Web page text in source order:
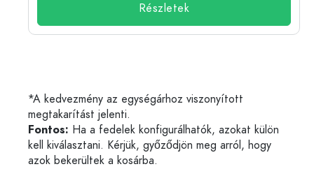
Részletek
*A kedvezmény az egységárhoz viszonyított
megtakarítást jelenti.
Fontos: Ha a fedelek konfigurálhatók, azokat külön
kell kiválasztani. Kérjük, győződjön meg arról, hogy
azok bekerültek a kosárba.